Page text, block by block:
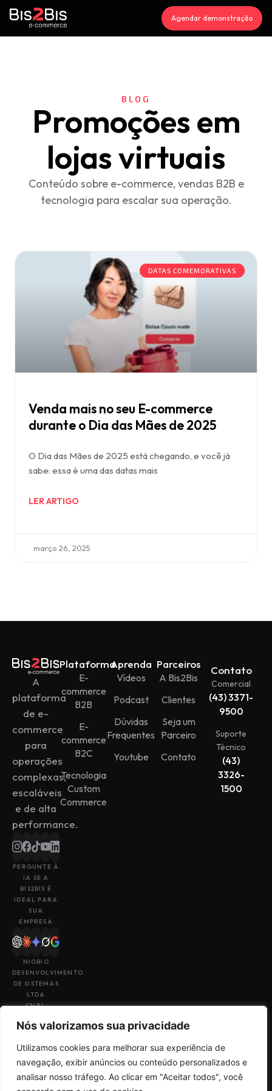
Nós valorizamos sua privacidade
Utilizamos cookies para melhorar sua experiência de
navegação, exibir anúncios ou conteúdo personalizados e
analisar nosso tráfego. Ao clicar em "Aceitar todos", você
Agendar demonstração
BLOG
Promoções em
lojas virtuais
Conteúdo sobre e-commerce, vendas B2B e
tecnologia para escalar sua operação.
DATAS COMEMORATIVAS
Venda mais no seu E-commerce
durante o Dia das Mães de 2025
O Dia das Mães de 2025 está chegando, e você já
sabe: essa é uma das datas mais
LER ARTIGO
março 26, 2025
A
plataforma
de e-
commerce
para
operações
complexas,
escaláveis
e de alta
performance.
PERGUNTE À
IA SE A
BIS2BIS É
IDEAL PARA
SUA
EMPRESA
NIOBIO
DESENVOLVIMENTO
DE SISTEMAS
LTDA
CNPJ:
49
Plataforma
E-
commerce
B2B
E-
commerce
B2C
Tecnologia
Custom
Commerce
Aprenda
Vídeos
Podcast
Dúvidas
Frequentes
Youtube
Parceiros
A Bis2Bis
Clientes
Seja um
Parceiro
Contato
Contato
Comercial
(43) 3371-
9500
Suporte
Técnico
(43)
3326-
1500